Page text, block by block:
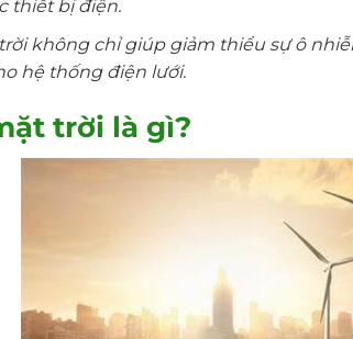
thiết bị điện.
không chỉ giúp giảm thiểu sự ô
hệ thống điện lưới.
trời là gì?